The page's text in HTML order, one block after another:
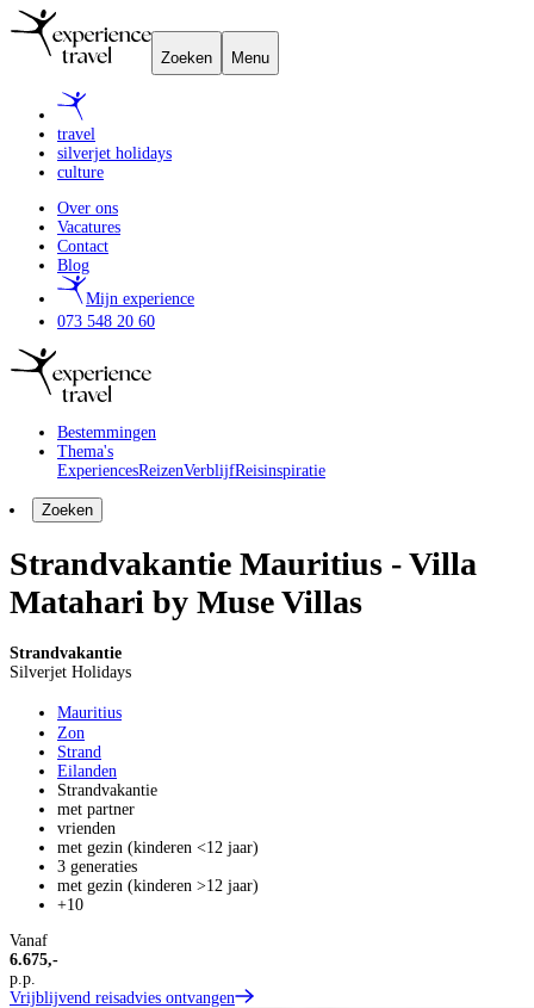
Zoeken Menu
travel
silverjet holidays
culture
Over ons
Vacatures
Contact
Blog
Mijn experience
073 548 20 60
Bestemmingen
Thema's
ExperiencesReizenVerblijfReisinspiratie
Zoeken
Strandvakantie Mauritius - Villa
Matahari by Muse Villas
Strandvakantie
Silverjet Holidays
Mauritius
Zon
Strand
Eilanden
Strandvakantie
met partner
vrienden
met gezin (kinderen <12 jaar)
3 generaties
met gezin (kinderen >12 jaar)
+10
Vanaf
6.675,-
p.p.
Vrijblijvend reisadvies ontvangen